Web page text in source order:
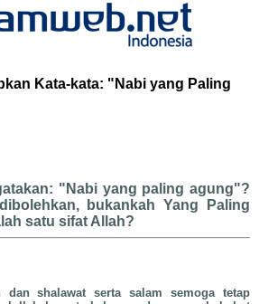
Kata-kata: "Nabi yang Paling
"Nabi yang paling agung"?
bukankah Yang Paling
satu sifat Allah?
shalawat serta salam semoga tetap